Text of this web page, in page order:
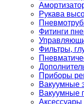
Рукава
Фитинги
Фильтры,
Приборы
Вакуумные
Вакуумные
Аксессуары